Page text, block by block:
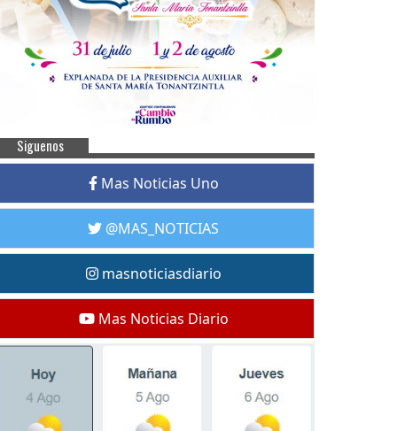
Siguenos
Mas Noticias Uno
@MAS_NOTICIAS
masnoticiasdiario
Mas Noticias Diario